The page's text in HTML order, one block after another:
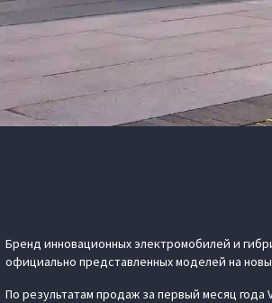
Бренд инновационных электромобилей и
официально представленных моделей на
По результатам продаж за первый месяц года